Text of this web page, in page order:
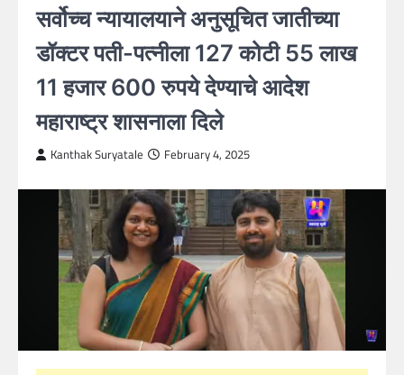
सर्वोच्च न्यायालयाने अनुसूचित जातीच्या
डॉक्टर पती-पत्नीला 127 कोटी 55 लाख
11 हजार 600 रुपये देण्याचे आदेश
महाराष्ट्र शासनाला दिले
Kanthak Suryatale February 4, 2025